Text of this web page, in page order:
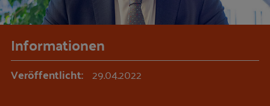
Informationen
Veröffentlicht: 29.04.2022